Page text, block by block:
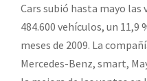
Cars subió hasta mayo
484.600 vehículos, un 11,9
meses de 2009. La
Mercedes-Benz, smart,